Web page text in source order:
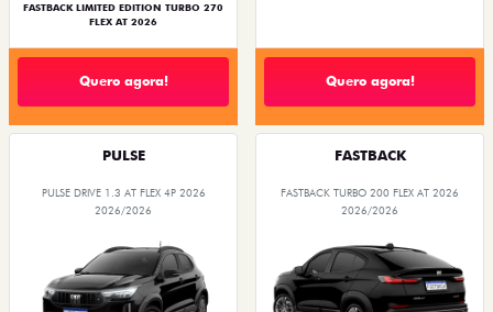
FASTBACK LIMITED EDITION TURBO 270
FLEX AT 2026
Quero agora! Quero agora!
PULSE
PULSE DRIVE 1.3 AT FLEX 4P 2026
2026/2026
FASTBACK
FASTBACK TURBO 200 FLEX AT 2026
2026/2026